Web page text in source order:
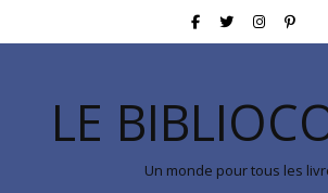
LE
Un monde pour tous les